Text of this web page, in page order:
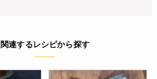
関連するレシピから探す